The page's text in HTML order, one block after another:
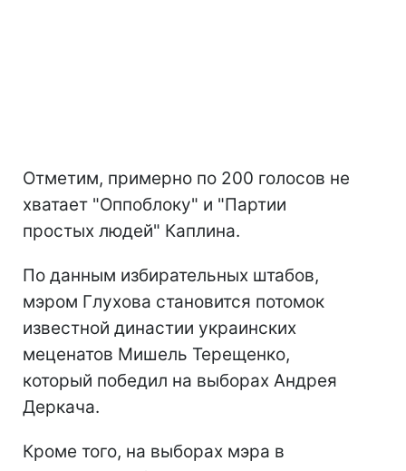
Отметим, примерно по 200 голосов не
хватает "Оппоблоку" и "Партии
простых людей" Каплина.
По данным избирательных штабов,
мэром Глухова становится потомок
известной династии украинских
меценатов Мишель Терещенко,
который победил на выборах Андрея
Деркача.
Кроме того, на выборах мэра в